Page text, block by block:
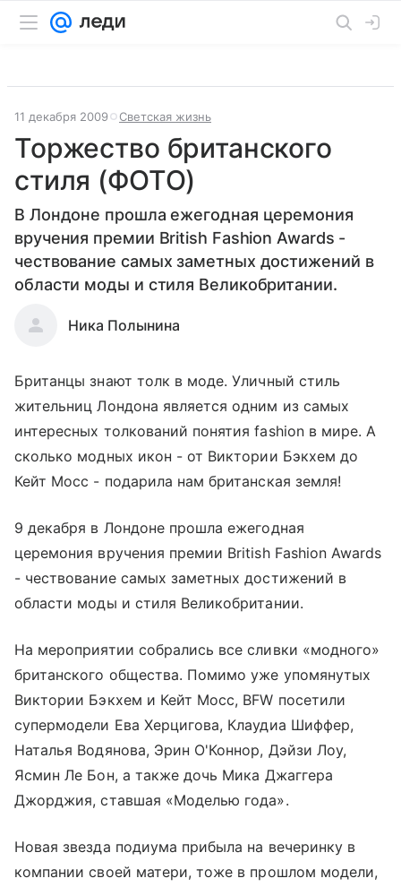
11 декабря 2009 Светская жизнь
Торжество британского
стиля (ФОТО)
В Лондоне прошла ежегодная церемония
вручения премии British Fashion Awards -
чествование самых заметных достижений в
области моды и стиля Великобритании.
Ника Полынина
Британцы знают толк в моде. Уличный стиль
жительниц Лондона является одним из самых
интересных толкований понятия fashion в мире. А
сколько модных икон - от Виктории Бэкхем до
Кейт Мосс - подарила нам британская земля!
9 декабря в Лондоне прошла ежегодная
церемония вручения премии British Fashion Awards
- чествование самых заметных достижений в
области моды и стиля Великобритании.
На мероприятии собрались все сливки «модного»
британского общества. Помимо уже упомянутых
Виктории Бэкхем и Кейт Мосс, BFW посетили
супермодели Ева Херцигова, Клаудиа Шиффер,
Наталья Водянова, Эрин О'Коннор, Дэйзи Лоу,
Ясмин Ле Бон, а также дочь Мика Джаггера
Джорджия, ставшая «Моделью года».
Новая звезда подиума прибыла на вечеринку в
компании своей матери, тоже в прошлом модели,